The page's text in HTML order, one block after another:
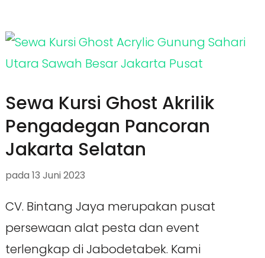
Sewa Kursi Ghost Akrilik
Pengadegan Pancoran
Jakarta Selatan
pada 13 Juni 2023
CV. Bintang Jaya merupakan pusat
persewaan alat pesta dan event
terlengkap di Jabodetabek. Kami